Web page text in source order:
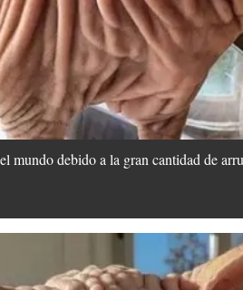
mundo debido a la gran cantidad de